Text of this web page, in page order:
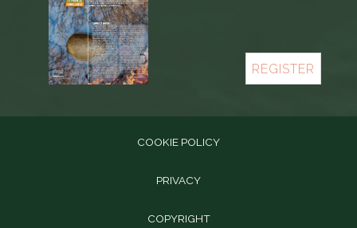
REGISTER
COOKIE POLICY
PRIVACY
COPYRIGHT